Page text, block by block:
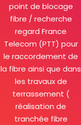
point de blocage
fibre / recherche
regard France
Telecom (PTT) pour
le raccordement de
la fibre ainsi que dans
les travaux de
terrassement (
réalisation de
tranchée fibre